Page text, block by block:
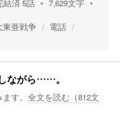
結済5話 7,629文字
東亜戦争
電話
ながら……。
す。 全文を読む（812文